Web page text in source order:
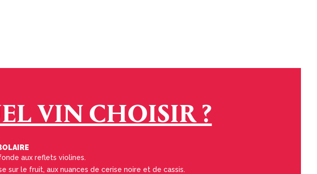
VIN CHOISIR ?
aux reflets violines.
sur le fruit, aux nuances de cerise noire et de cassis.